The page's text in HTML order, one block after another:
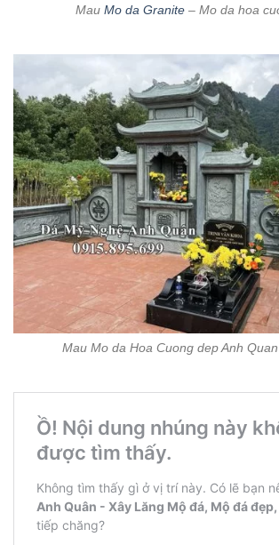
Mau Mo da Granite – Mo da hoa
Mau Mo da Hoa Cuong dep Anh